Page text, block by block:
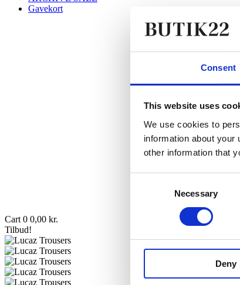
Consent
This website uses
We use cookies to
information about
other information that
Necessary
Deny
Gavekort
Cart 0 0,00 kr.
Tilbud!